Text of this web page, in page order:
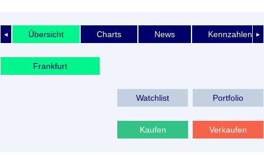
◄ ►
Übersicht Charts News Kennzahlen
Frankfurt
Watchlist Portfolio
Kaufen Verkaufen